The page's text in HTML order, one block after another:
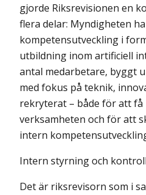
gjorde Riksrevisionen en
flera delar: Myndigheten
kompetensutveckling i
utbildning inom artificiell
antal medarbetare, byggt
med fokus på teknik,
rekryterat – både för att få
verksamheten och för att
intern
Intern styrning och
Det är riksrevisorn som i